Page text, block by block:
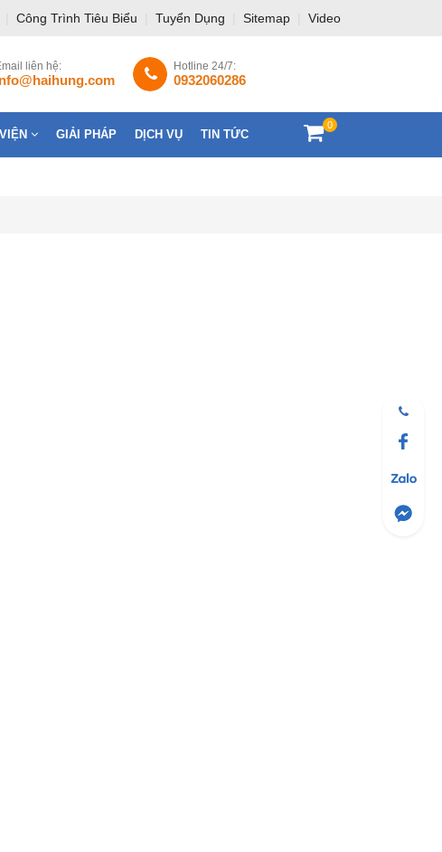
Công Trình Tiêu Biểu Tuyển Dụng Sitemap Video
Hotline 24/7:
0932060286
liên hệ:
0
GIẢI PHÁP DỊCH VỤ TIN TỨC